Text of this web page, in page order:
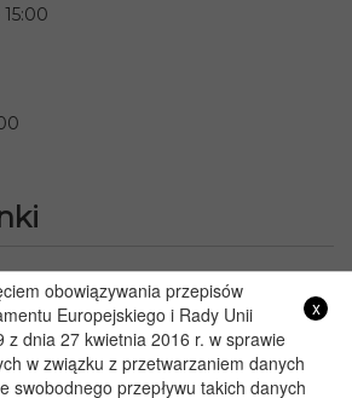
we Włodawie
w Lublinie
Województwa Lubelskiego w Lublinie
Polskiej
x
obowiązywania przepisów
Europejskiego i Rady Unii
z dnia 27 kwietnia 2016 r. w sprawie
w związku z przetwarzaniem danych
swobodnego przepływu takich danych